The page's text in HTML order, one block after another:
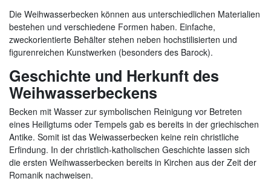
Die Weihwasserbecken können aus unterschiedlichen Materialien
bestehen und verschiedene Formen haben. Einfache,
zweckorientierte Behälter stehen neben hochstilisierten und
figurenreichen Kunstwerken (besonders des Barock).
Geschichte und Herkunft des
Weihwasserbeckens
Becken mit Wasser zur symbolischen Reinigung vor Betreten
eines Heiligtums oder Tempels gab es bereits in der griechischen
Antike. Somit ist das Weiwasserbecken keine rein christliche
Erfindung. In der christlich-katholischen Geschichte lassen sich
die ersten Weihwasserbecken bereits in Kirchen aus der Zeit der
Romanik nachweisen.